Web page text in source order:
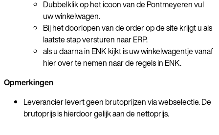
Dubbelklik op het icoon van de Pontmeyeren vul
uw winkelwagen.
Bij het doorlopen van de order op de site krijgt u als
laatste stap versturen naar ERP.
als u daarna in ENK kijkt is uw winkelwagentje vanaf
hier over te nemen naar de regels in ENK.
Opmerkingen
Leverancier levert geen brutoprijzen via webselectie. De
brutoprijs is hierdoor gelijk aan de nettoprijs.